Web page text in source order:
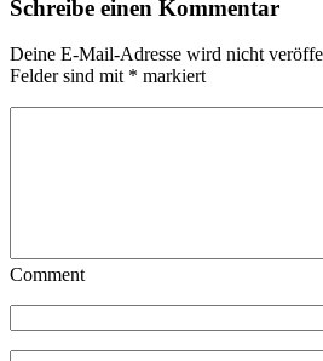
Schreibe einen Kommentar
Deine E-Mail-Adresse wird nicht
Felder sind mit * markiert
Comment